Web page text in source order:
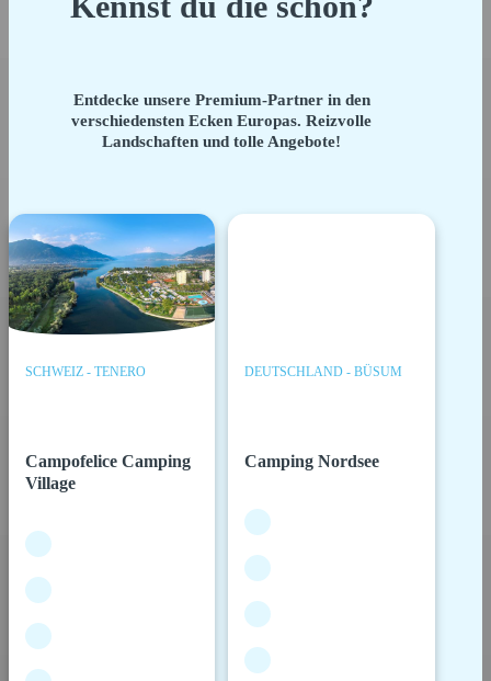
Entdecke unsere Premium-Partner in den
verschiedensten Ecken Europas. Reizvolle
Landschaften und tolle Angebote!
SCHWEIZ - TENERO
Campofelice Camping
Village
DEUTSCHLAND - BÜSUM
Camping Nordsee